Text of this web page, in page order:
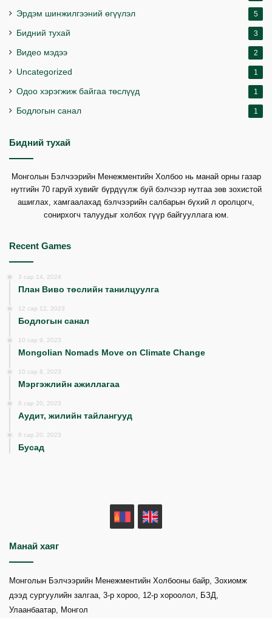
Эрдэм шинжилгээний өгүүлэл 5
Бидний тухай 3
Видео мэдээ 2
Uncategorized 1
Одоо хэрэгжиж байгаа төслүүд 1
Бодлогын санал 1
Бидний тухай
Монголын Бэлчээрийн Менежментийн Холбоо нь манай орны газар
нутгийн 70 гаруй хувийг бүрдүүлж буй бэлчээр нутгаа зөв зохистой
ашиглах, хамгаалахад бэлчээрийн салбарын бүхий л оролцогч,
сонирхогч талуудыг холбох гүүр байгууллага юм.
Recent Games
3 сар 14, 2024
План Виво төслийн танилцуулга
12 сар 12, 2023
Бодлогын санал
10 сар 9, 2023
Mongolian Nomads Move on Climate Change
10 сар 8, 2023
Мэргэжлийн ажиллагаа
8 сар 20, 2023
Аудит, жилийн тайлангууд
8 сар 20, 2023
Бусад
MN
Манай хаяг
Монголын Бэлчээрийн Менежментийн Холбооны байр, Зохиомж
дээд сургуулийн залгаа, 3-р хороо, 12-р хороолол, БЗД,
Улаанбаатар, Монгол